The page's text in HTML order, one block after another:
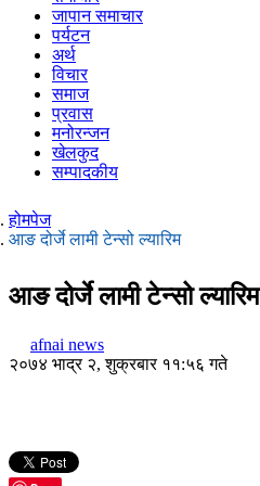
जापान समाचार
पर्यटन
अर्थ
विचार
समाज
प्रवास
मनोरन्जन
खेलकुद
सम्पादकीय
होमपेज
आङ दोर्जे लामी टेन्सो ल्यारिम
आङ दोर्जे लामी टेन्सो ल्यारिम
afnai news
२०७४ भाद्र २, शुक्रबार ११:५६ गते